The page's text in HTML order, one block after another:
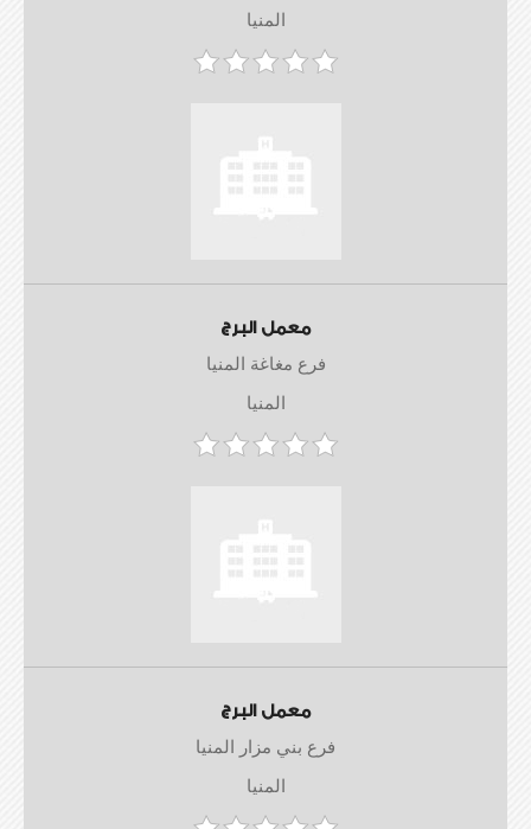
المنيا
معمل البرج
فرع مغاغة المنيا
المنيا
معمل البرج
فرع بني مزار المنيا
المنيا